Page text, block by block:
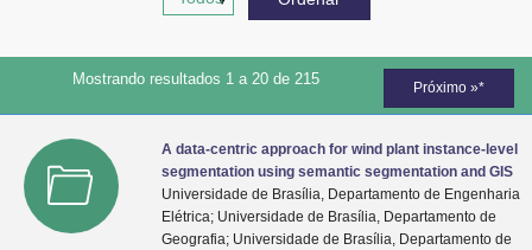
Mostrando resultados 1 a 20 de 215 Próximo »*
A data-centric approach for wind plant instance-level
segmentation using semantic segmentation and GIS
Universidade de Brasília, Departamento de Engenharia
Elétrica; Universidade de Brasília, Departamento de
Geografia; Universidade de Brasília, Departamento de